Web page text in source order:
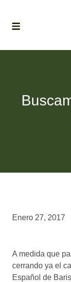
BLOG
asociados
el café siempre tiene
algo nuevo que
enseñarnos
Enero 27, 2017
A medida que
cerrando ya el
Español de